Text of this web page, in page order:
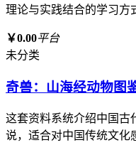
理论与实践结合的学习方
￥0.00平台
未分类
奇兽：山海经动物图
这套资料系统介绍中国古
说，适合对中国传统文化